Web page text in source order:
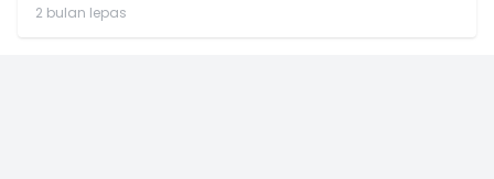
2 bulan lepas